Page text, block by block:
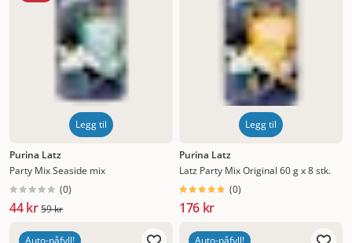
Legg til
Purina Latz
Party Mix Seaside mix
(0)
44 kr 59 kr
Legg til
Purina Latz
Latz Party Mix Original 60 g x 8 stk.
(0)
176 kr
Auto-påfyll! Auto-påfyll!